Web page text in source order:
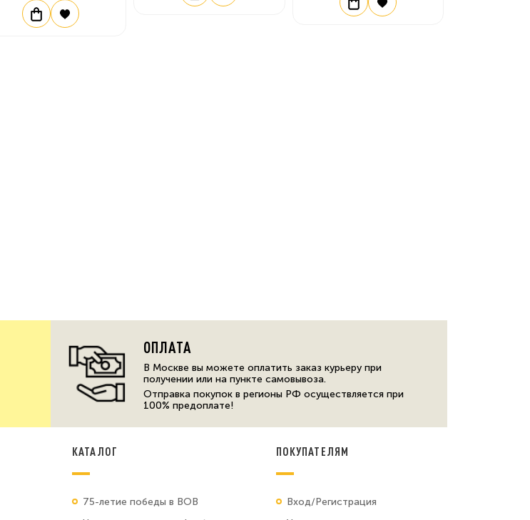
ОПЛАТА
В Москве вы можете оплатить заказ курьеру при
получении или на пункте самовывоза.
Отправка покупок в регионы РФ осуществляется при
100% предоплате!
КАТАЛОГ
75-летие победы в ВОВ
ПОКУПАТЕЛЯМ
Вход/Регистрация